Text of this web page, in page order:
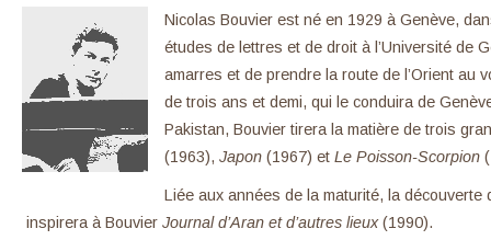
Nicolas Bouvier est né en 1929 à Genève,
études de lettres et de droit à l’Université de
amarres et de prendre la route de l’Orient au
de trois ans et demi, qui le conduira de
Pakistan, Bouvier tirera la matière de trois
(1963), Japon (1967) et Le Poisson-Scorpion
Liée aux années de la maturité, la découverte
inspirera à Bouvier Journal d’Aran et d’autres lieux(1990).